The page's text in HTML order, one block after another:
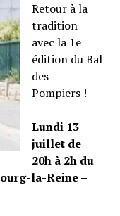
Retour à la
tradition
avec la 1e
édition du Bal
des
Pompiers !
Lundi 13
juillet de
20h à 2h du
la-Reine –